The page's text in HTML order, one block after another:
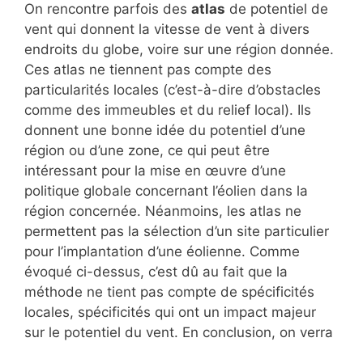
On rencontre parfois des atlas de potentiel de
vent qui donnent la vitesse de vent à divers
endroits du globe, voire sur une région donnée.
Ces atlas ne tiennent pas compte des
particularités locales (c’est-à-dire d’obstacles
comme des immeubles et du relief local). Ils
donnent une bonne idée du potentiel d’une
région ou d’une zone, ce qui peut être
intéressant pour la mise en œuvre d’une
politique globale concernant l’éolien dans la
région concernée. Néanmoins, les atlas ne
permettent pas la sélection d’un site particulier
pour l’implantation d’une éolienne. Comme
évoqué ci-dessus, c’est dû au fait que la
méthode ne tient pas compte de spécificités
locales, spécificités qui ont un impact majeur
sur le potentiel du vent. En conclusion, on verra